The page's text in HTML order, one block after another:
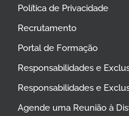
Política de Privacidade
Recrutamento
Portal de Formação
Responsabilidades e
Responsabilidades e
Agende uma Reunião à